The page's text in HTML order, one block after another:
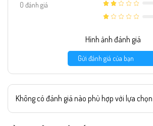
0 đánh giá
Hình ảnh đánh giá
Gửi đánh giá của bạn
Không có đánh giá nào phù hợp với lựa